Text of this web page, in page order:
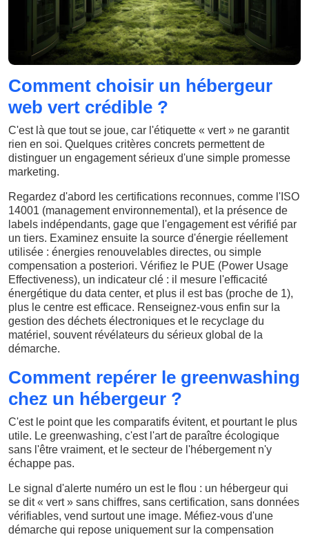
Comment choisir un hébergeur
web vert crédible ?
C'est là que tout se joue, car l'étiquette « vert » ne garantit
rien en soi. Quelques critères concrets permettent de
distinguer un engagement sérieux d'une simple promesse
marketing.
Regardez d'abord les certifications reconnues, comme l'ISO
14001 (management environnemental), et la présence de
labels indépendants, gage que l'engagement est vérifié par
un tiers. Examinez ensuite la source d'énergie réellement
utilisée : énergies renouvelables directes, ou simple
compensation a posteriori. Vérifiez le PUE (Power Usage
Effectiveness), un indicateur clé : il mesure l'efficacité
énergétique du data center, et plus il est bas (proche de 1),
plus le centre est efficace. Renseignez-vous enfin sur la
gestion des déchets électroniques et le recyclage du
matériel, souvent révélateurs du sérieux global de la
démarche.
Comment repérer le greenwashing
chez un hébergeur ?
C'est le point que les comparatifs évitent, et pourtant le plus
utile. Le greenwashing, c'est l'art de paraître écologique
sans l'être vraiment, et le secteur de l'hébergement n'y
échappe pas.
Le signal d'alerte numéro un est le flou : un hébergeur qui
se dit « vert » sans chiffres, sans certification, sans données
vérifiables, vend surtout une image. Méfiez-vous d'une
démarche qui repose uniquement sur la compensation